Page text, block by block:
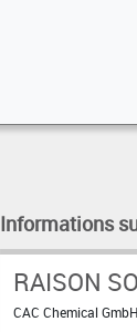
Informations
RAISON
CAC Chemical GmbH